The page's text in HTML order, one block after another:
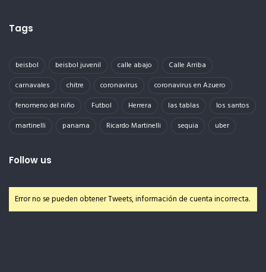
Tags
beisbol beisbol juvenil calle abajo
Calle Arriba
carnavales
chitre coronavirus
coronavirus en Azuero
fenomeno del niño
Futbol Herrera las tablas
los santos
martinelli
panama Ricardo Martinelli sequia uber
Follow us
Error no se pueden obtener Tweets, información de cuenta incorrecta.